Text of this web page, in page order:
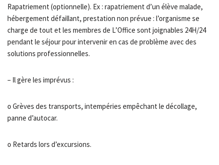
Rapatriement (optionnelle). Ex : rapatriement d’un élève malade,
hébergement défaillant, prestation non prévue : l’organisme se
charge de tout et les membres de L’Office sont joignables 24H/24
pendant le séjour pour intervenir en cas de problème avec des
solutions professionnelles.
– Il gère les imprévus :
o Grèves des transports, intempéries empêchant le décollage,
panne d’autocar.
o Retards lors d’excursions.